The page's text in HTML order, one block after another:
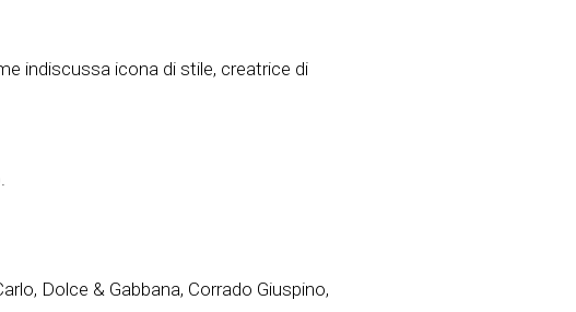
indiscussa icona di stile, creatrice di
Dolce & Gabbana, Corrado Giuspino,